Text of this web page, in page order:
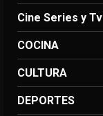
Cine Series y Tv
COCINA
CULTURA
DEPORTES